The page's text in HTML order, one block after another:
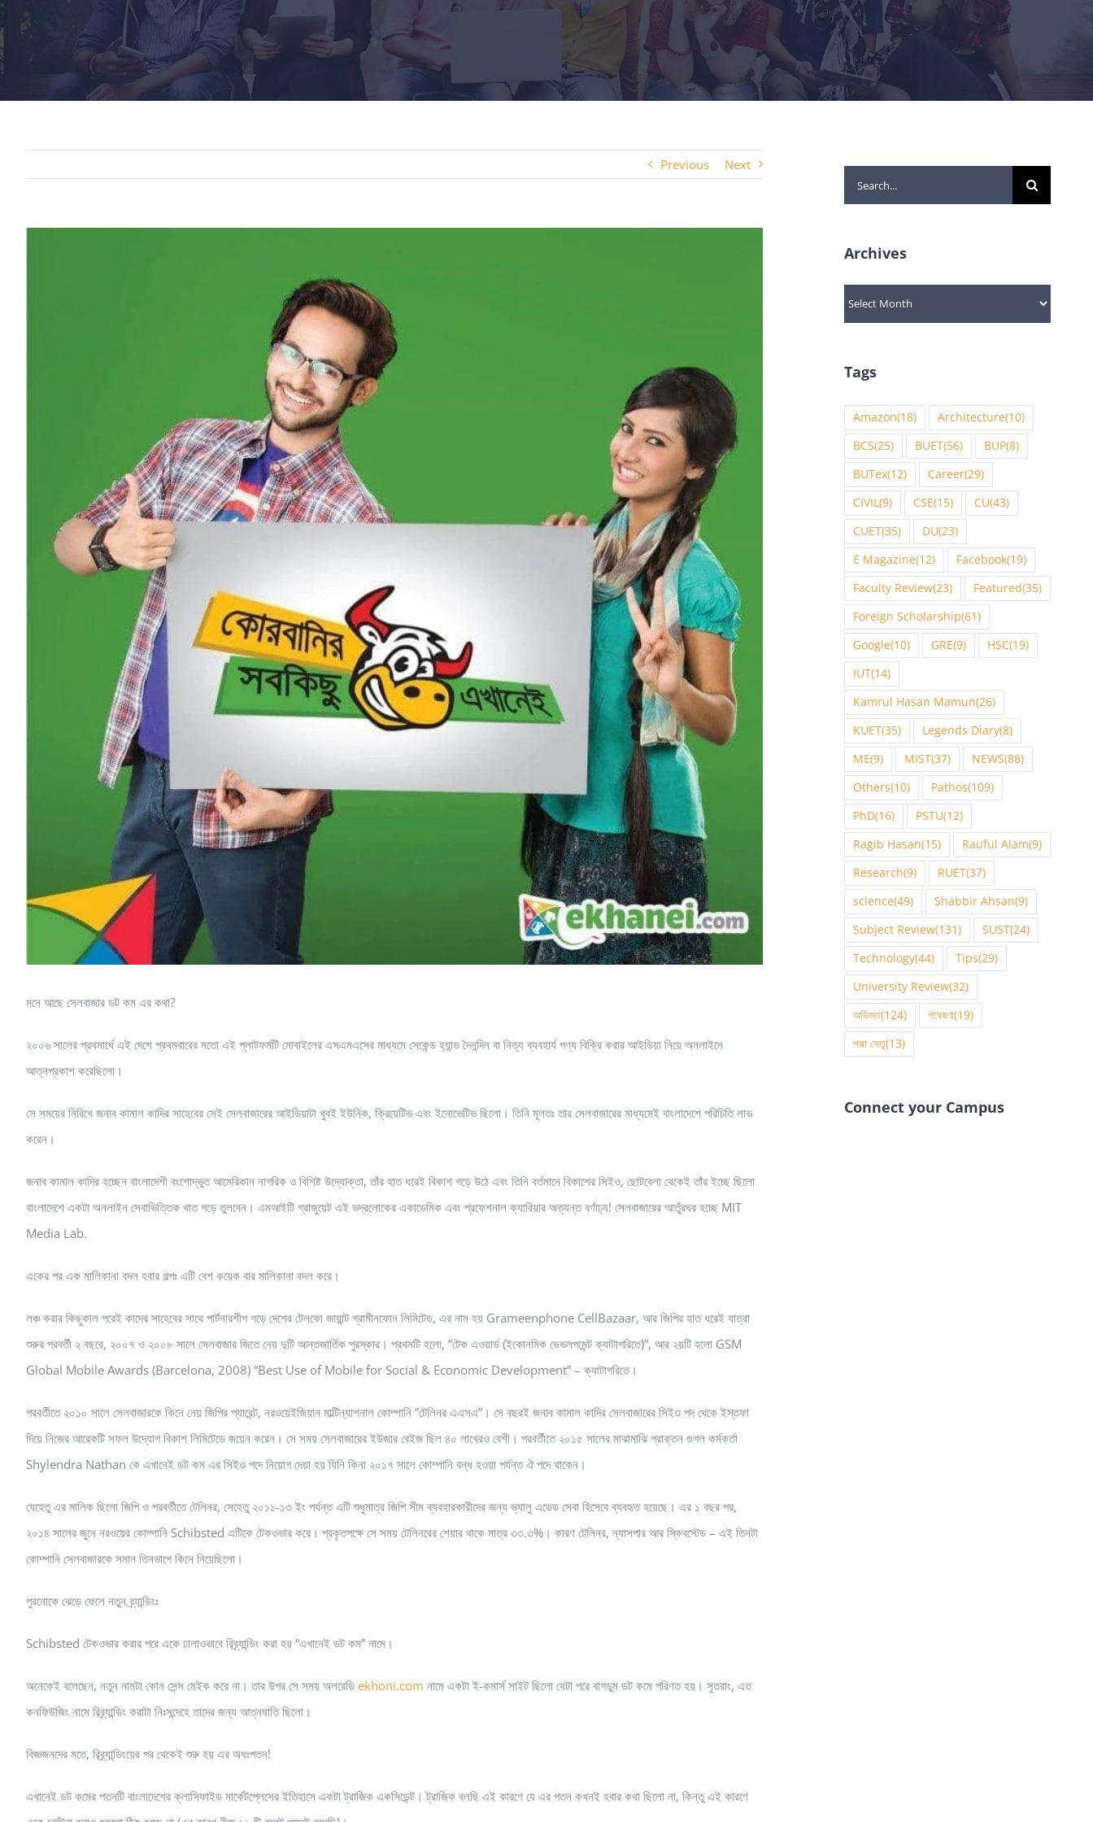
Previous Next
মনে আছে সেলবাজার ডট কম এর কথা?
২০০৬ সালের প্রথমার্ধে এই দেশে প্রথমবারের মতো এই প্লাটফর্মটি মোবাইলের এসএমএসের মাধ্যমে সেকেন্ড হ্যান্ড দৈনন্দিন বা নিত্য ব্যবহার্য পণ্য বিক্রি করার আইডিয়া নিয়ে অনলাইনে
আত্নপ্রকাশ করেছিলো।
সে সময়ের নিরিখে জনাব কামাল কাদির সাহেবের সেই সেলবাজারের আইডিয়াটা খুবই ইউনিক, ক্রিয়েটিভ এবং ইনোভেটিভ ছিলো। তিনি মূলতঃ তার সেলবাজারের মাধ্যমেই বাংলাদেশে পরিচিতি লাভ
করেন।
জনাব কামাল কাদির হচ্ছেন বাংলাদেশী বংশোদ্ভুত আমেরিকান নাগরিক ও বিশিষ্ট উদ্যোক্তা, তাঁর হাত ধরেই বিকাশ গড়ে উঠে এবং তিনি বর্তমানে বিকাশের সিইও, ছোটবেলা থেকেই তাঁর ইচ্ছে ছিলো
বাংলাদেশে একটা অনলাইন সেবাভিত্তিক খাত গড়ে তুলবেন। এমআইটি গ্রাজুয়েট এই ভদ্রলোকের একাডেমিক এবং প্রফেশনাল ক্যারিয়ার অত্যন্ত বর্ণাঢ্য! সেলবাজারের আতুঁরঘর হচ্ছে MIT
Media Lab.
একের পর এক মালিকানা বদল হবার গল্পঃ এটি বেশ কয়েক বার মালিকানা বদল করে।
লঞ্চ করার কিছুকাল পরেই কাদের সাহেবের সাথে পার্টনারশীপ গড়ে দেশের টেলকো জায়ান্ট গ্রামীনফোন লিমিটেড, এর নাম হয় Grameenphone CellBazaar, আর জিপির হাত ধরেই যাত্রা
শুরুর পরবর্তী ২ বছরে, ২০০৭ ও ২০০৮ সালে সেলবাজার জিতে নেয় দুটি আন্তজার্তিক পুরস্কার। প্রথমটি হলো, ”টেক এওয়ার্ড (ইকোনমিক ডেভলপমেন্ট ক্যাটাগরিতে)”, আর ২য়টি হলো GSM
Global Mobile Awards (Barcelona, 2008) “Best Use of Mobile for Social & Economic Development” – ক্যাটাগরিতে।
পরবর্তীতে ২০১০ সালে সেলবাজারকে কিনে নেয় জিপির প্যারেন্ট, নরওয়েইজিয়ান মাল্টিন্যাশনাল কোম্পানি ”টেলিনর এএসএ”। সে বছরই জনাব কামাল কাদির সেলবাজারের সিইও পদ থেকে ইস্তফা
দিয়ে নিজের আরেকটি সফল উদ্যোগ বিকাশ লিমিটেডে জয়েন করেন। সে সময় সেলবাজারের ইউজার বেইজ ছিল ৪০ লাখেরও বেশী। পরবর্তীতে ২০১৫ সালের মাঝামাঝি প্রাক্তন গুগল কর্মকর্তা
Shylendra Nathan কে এখানেই ডট কম এর সিইও পদে নিয়োগ দেয়া হয় যিনি কিনা ২০১৭ সালে কোম্পানি বন্ধ হওয়া পর্যন্ত ঐ পদে থাকেন।
যেহেতু এর মালিক ছিলো জিপি ও পরবর্তীতে টেলিনর, সেহেতু ২০১১-১৩ ইং পর্যন্ত এটি শুধুমাত্র জিপি সীম ব্যবহারকারীদের জন্য ভ্যালু এডেড সেবা হিসেবে ব্যবহৃত হয়েছে। এর ১ বছর পর,
২০১৪ সালের জুনে নরওয়ের কোম্পানি Schibsted এটিকে টেকওভার করে। প্রকৃতপক্ষে সে সময় টেলিনরের শেয়ার থাকে মাত্র ৩৩.৩%। কারণ টেলিনর, ন্যাসপার আর স্কিবস্টেড – এই তিনটা
কোম্পানি সেলবাজারকে সমান তিনভাগে কিনে নিয়েছিলো।
পুরনোকে ঝেড়ে ফেলে নতুন ব্র্যান্ডিংঃ
Schibsted টেকওভার করার পরে একে ঢালাওভাবে রিব্র্যান্ডিং করা হয় “এখানেই ডট কম” নামে।
অনেকেই বলেছেন, নতুন নামটা কোন সেন্স মেইক করে না। তার উপর সে সময় অলরেডি ekhoni.com নামে একটা ই-কমার্স সাইট ছিলো যেটা পরে বাগডুম ডট কমে পরিণত হয়। সুতরাং, এত
কনফিউজিং নামে রিব্র্যান্ডিং করাটা নিঃসন্দেহে তাদের জন্য আত্নঘাতি ছিলো।
বিজ্ঞজনদের মতে, রিব্র্যান্ডিংয়ের পর থেকেই শুরু হয় এর অধঃপতন!
এখানেই ডট কমের পতনটি বাংলাদেশের ক্লাসিফাইড মার্কেটপ্লেসের ইতিহাসে একটা ট্রাজিক একসিডেন্ট। ট্রাজিক বলছি এই কারণে যে এর পতন কখনই হবার কথা ছিলো না, কিন্তু এই কারণে
Search
for:
Archives
Archives
Tags
Amazon(18) Architecture(10)
BCS(25) BUET(56) BUP(8)
BUTex(12) Career(29)
CIVIL(9) CSE(15) CU(43)
CUET(35) DU(23)
E Magazine(12) Facebook(19)
Faculty Review(23) Featured(35)
Foreign Scholarship(61)
Google(10) GRE(9) HSC(19)
IUT(14)
Kamrul Hasan Mamun(26)
KUET(35) Legends Diary(8)
ME(9) MIST(37) NEWS(88)
Others(10) Pathos(109)
PhD(16) PSTU(12)
Ragib Hasan(15) Rauful Alam(9)
Research(9) RUET(37)
science(49) Shabbir Ahsan(9)
Subject Review(131) SUST(24)
Technology(44) Tips(29)
University Review(32)
অভিমত(124) গবেষণা(19)
পদ্মা সেতু(13)
Connect your Campus